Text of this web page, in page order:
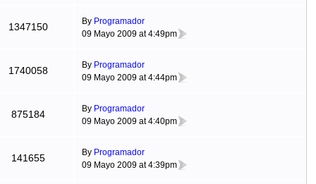
1347150 By Programador
09 Mayo 2009 at 4:49pm
1740058 By Programador
09 Mayo 2009 at 4:44pm
875184 By Programador
09 Mayo 2009 at 4:40pm
141655 By Programador
09 Mayo 2009 at 4:39pm